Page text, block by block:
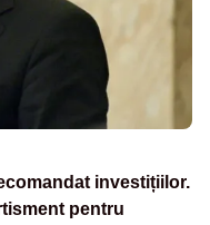
investițiilor.
pentru